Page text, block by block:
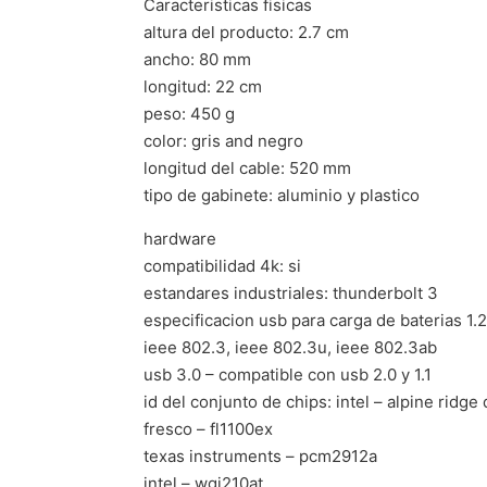
Caracteristicas fisicas
altura del producto: 2.7 cm
ancho: 80 mm
longitud: 22 cm
peso: 450 g
color: gris and negro
longitud del cable: 520 mm
tipo de gabinete: aluminio y plastico
hardware
compatibilidad 4k: si
estandares industriales: thunderbolt 3
especificacion usb para carga de baterias 1.2
ieee 802.3, ieee 802.3u, ieee 802.3ab
usb 3.0 – compatible con usb 2.0 y 1.1
id del conjunto de chips: intel – alpine ridge
fresco – fl1100ex
texas instruments – pcm2912a